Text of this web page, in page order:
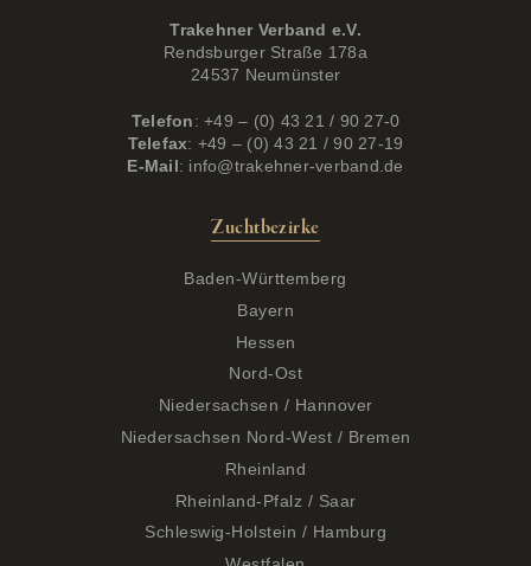
Trakehner Verband e.V.
Rendsburger Straße 178a
24537 Neumünster
Telefon: +49 – (0) 43 21 / 90 27-0
Telefax: +49 – (0) 43 21 / 90 27-19
E-Mail: info@trakehner-verband.de
Zuchtbezirke
Baden-Württemberg
Bayern
Hessen
Nord-Ost
Niedersachsen / Hannover
Niedersachsen Nord-West / Bremen
Rheinland
Rheinland-Pfalz / Saar
Schleswig-Holstein / Hamburg